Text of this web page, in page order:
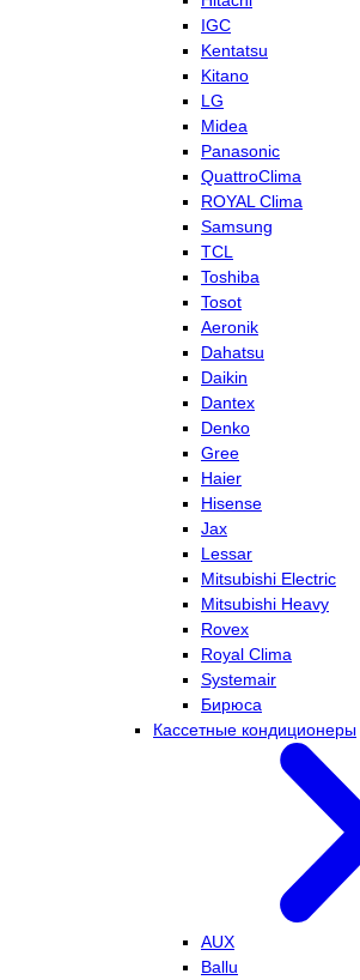
IGC
Kentatsu
Kitano
LG
Midea
Panasonic
QuattroClima
ROYAL Clima
Samsung
TCL
Toshiba
Tosot
Aeronik
Dahatsu
Daikin
Dantex
Denko
Gree
Haier
Hisense
Jax
Lessar
Mitsubishi Electric
Mitsubishi Heavy
Rovex
Royal Clima
Systemair
Бирюса
Кассетные кондиционеры
AUX
Ballu